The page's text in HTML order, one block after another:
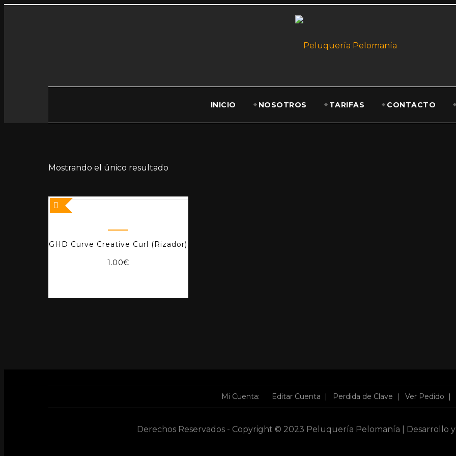
INICIO NOSOTROS TARIFAS CONTACTO
Mostrando el único resultado
GHD Curve Creative Curl (Rizador)
1.00€
Mi Cuenta: Editar Cuenta Perdida de Clave Ver Pedido
Derechos Reservados - Copyright © 2023 Peluquería Pelomanía | Desarrollo